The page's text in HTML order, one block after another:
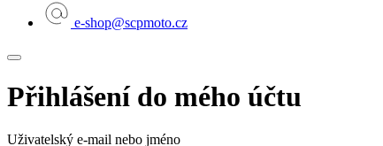
e-shop@scpmoto.cz
Přihlášení do mého účtu
Uživatelský e-mail nebo jméno